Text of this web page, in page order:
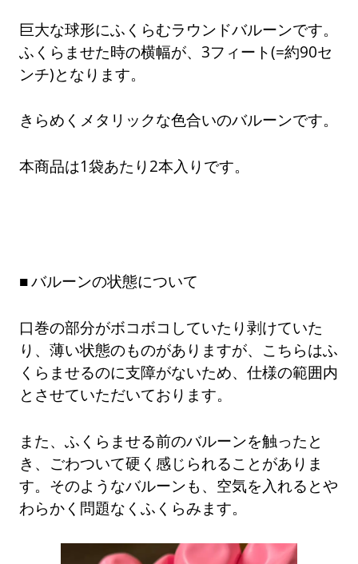
巨大な球形にふくらむラウンドバルーンです。
ふくらませた時の横幅が、3フィート(=約90セ
ンチ)となります。
きらめくメタリックな色合いのバルーンです。
本商品は1袋あたり2本入りです。
バルーンの状態について
口巻の部分がボコボコしていたり剥けていた
り、薄い状態のものがありますが、こちらはふ
くらませるのに支障がないため、仕様の範囲内
とさせていただいております。
また、ふくらませる前のバルーンを触ったと
き、ごわついて硬く感じられることがありま
す。そのようなバルーンも、空気を入れるとや
わらかく問題なくふくらみます。